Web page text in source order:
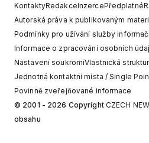
KontaktyRedakceInzercePředplatné
Autorská práva k publikovaným
Podmínky pro užívání služby
Informace o zpracování osobních
Nastavení soukromíVlastnická
Jednotná kontaktní místa / Single
Povinně zveřejňované informace
© 2001 - 2026 Copyright CZECH
obsahu